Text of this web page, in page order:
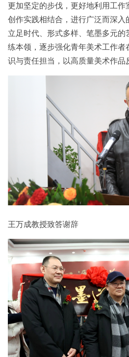
更加坚定的步伐，更好地利用工
创作实践相结合‌，进行广泛而深入
立足时代、形式多样、笔墨多元
练本领，逐步强化青年美术工作
识与责任担当，以高质量美术作品
王万成教授致答谢辞